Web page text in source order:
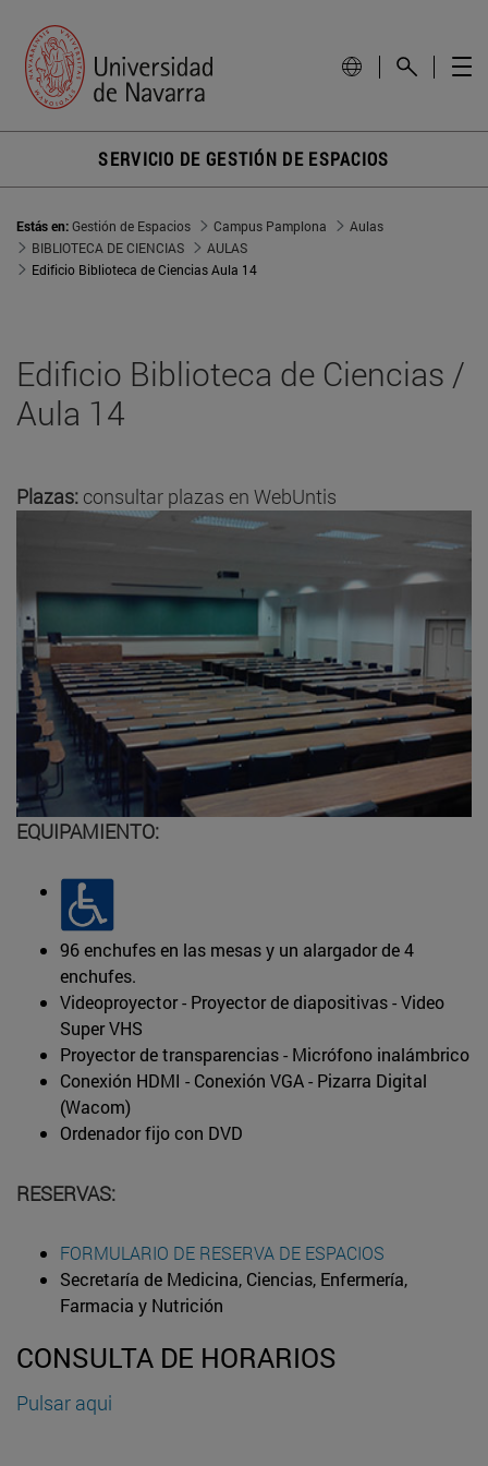
SERVICIO DE GESTIÓN DE ESPACIOS
Estás en:Gestión de Espacios Campus Pamplona
Aulas
BIBLIOTECA DE CIENCIAS
AULAS
Edificio Biblioteca de Ciencias Aula 14
Edificio Biblioteca de Ciencias /
Aula 14
Plazas: consultar plazas en WebUntis​
EQUIPAMIENTO:
96 enchufes en las mesas y un alargador de 4
enchufes.
Videoproyector - Proyector de diapositivas - Video
Super VHS
Proyector de transparencias - Micrófono inalámbrico
Conexión HDMI - Conexión VGA - Pizarra Digital
(Wacom)
Ordenador fijo con DVD
RESERVAS:
FORMULARIO DE RESERVA DE ESPACIOS
Secretaría de Medicina, Ciencias, Enfermería,
Farmacia y Nutrición
CONSULTA DE HORARIOS
Pulsar aqui